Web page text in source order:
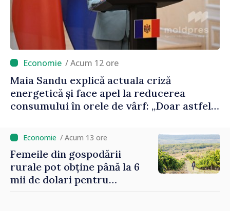
/ Acum 12 ore
Maia Sandu explică actuala criză
energetică și face apel la reducerea
consumului în orele de vârf: „Doar astfel
mic”
/ Acum 13 ore
Femeile din gospodării
rurale pot obține până la 6
mii de dolari pentru